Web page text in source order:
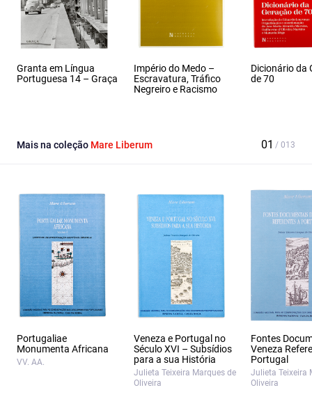
Granta em Língua
Portuguesa 14 – Graça
Império do Medo –
Escravatura, Tráfico
Negreiro e Racismo
Dicionário da
de 70
Mais na coleção Mare Liberum
Portugaliae
Monumenta Africana
VV. AA.
Veneza e Portugal no
Século XVI – Subsídios
para a sua História
Julieta Teixeira Marques de
Oliveira
Fontes
Veneza
Portugal
Julieta Teixeira
Oliveira